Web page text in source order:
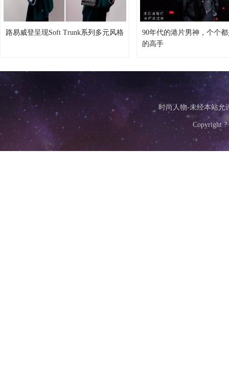
路易威登呈现Soft Trunk系列多元风格
90年代的港片男神，个个
的高手
时尚人物-未经本站允
Copyright ?